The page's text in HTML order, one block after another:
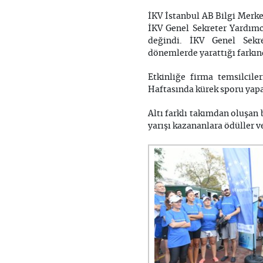
İKV İstanbul AB Bilgi
İKV Genel Sekreter
değindi. İKV Genel
dönemlerde yarattığı
Etkinliğe firma
Haftasında kürek sporu
Altı farklı takımdan oluşan
yarışı kazananlara ödüller